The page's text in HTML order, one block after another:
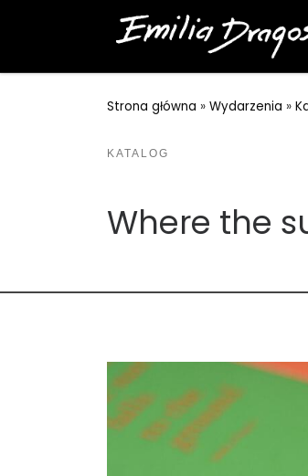
Przejdź do treści
Strona główna » Wydarzenia »
KATALOG
Where the